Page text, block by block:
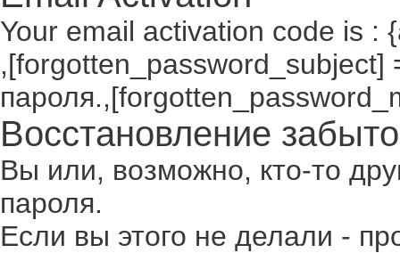
Your email activation code is :
,[forgotten_password_subject]
Восстановление
Вы или, возможно, кто-то
пароля.
Если вы этого не делали -